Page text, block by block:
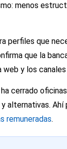
menos
perfiles que
que la
web y los
cerrado
alternativas. Ahí
remuneradas.